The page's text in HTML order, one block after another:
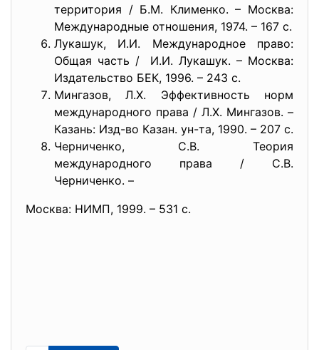
территория / Б.М. Клименко. – Москва:
Международные отношения, 1974. – 167 с.
Лукашук, И.И. Международное право:
Общая часть / И.И. Лукашук. – Москва:
Издательство БЕК, 1996. – 243 с.
Мингазов, Л.Х. Эффективность норм
международного права / Л.Х. Мингазов. –
Казань: Изд-во Казан. ун-та, 1990. – 207 с.
Черниченко, С.В. Теория
международного права / С.В.
Черниченко. –
Москва: НИМП, 1999. – 531 с.